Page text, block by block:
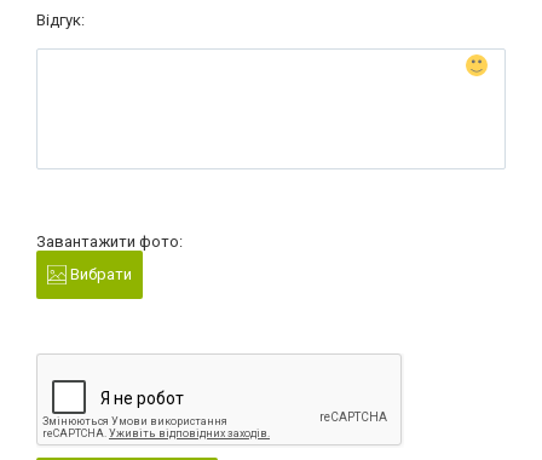
Відгук:
Завантажити фото:
Вибрати